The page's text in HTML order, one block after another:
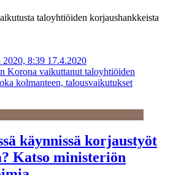
taloyhtiöiden korjaushankkeista
8:39 17.4.2020
Korona vaikuttanut taloyhtiöiden
kolmanteen, talousvaikutukset
käynnissä korjaustyöt
Katso ministeriön